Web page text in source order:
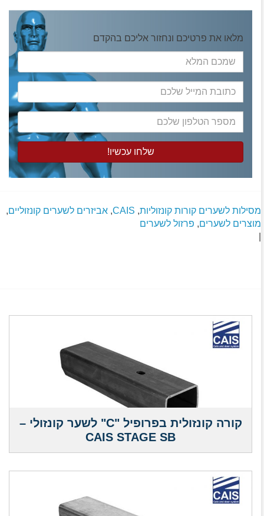
מלאו את פרטיכם ונחזור אליכם בהקדם
שמכם
המלא
כתובת
המייל
שלכם
מספר
הטלפון
שלכם
מסילות לשערים קורות קונזוליות,
CAIS
, אביזרים לשערים קונזוליים,
מוצרים לשערים, פרזול לשערים
קורה קונזולית בפרופיל "C" לשער קונזולי –
CAIS STAGE SB